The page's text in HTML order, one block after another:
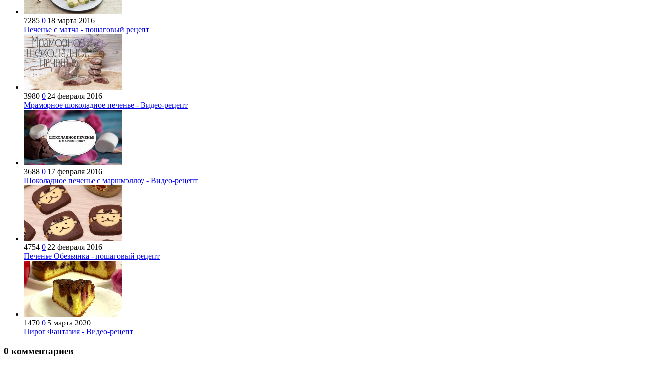
7285 0 18 марта 2016
Печенье с матча - пошаговый рецепт
3980 0 24 февраля 2016
Мраморное шоколадное печенье - Видео-рецепт
3688 0 17 февраля 2016
Шоколадное печенье с маршмэллоу - Видео-рецепт
4754 0 22 февраля 2016
Печенье Обезьянка - пошаговый рецепт
1470 0 5 марта 2020
Пирог Фантазия - Видео-рецепт
0 комментариев